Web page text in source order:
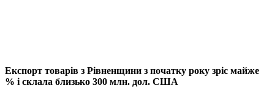
Експорт товарів з Рівненщини з початку року зріс
% і склала близько 300 млн. дол. США